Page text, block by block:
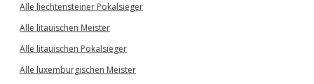
Alle liechtensteiner Pokalsieger
Alle litauischen Meister
Alle litauischen Pokalsieger
Alle luxemburgischen Meister